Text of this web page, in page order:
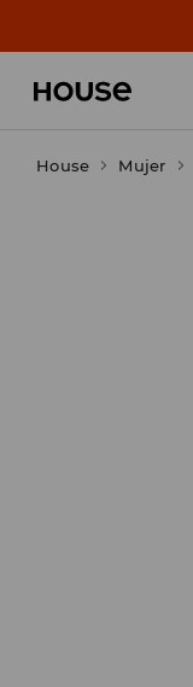
House Mujer